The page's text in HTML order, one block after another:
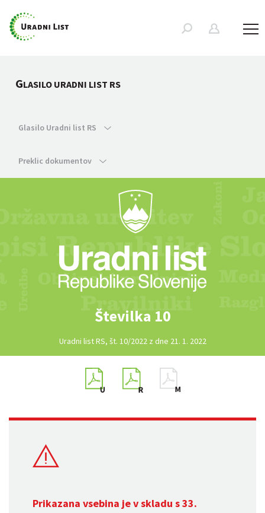
GLASILO URADNI LIST RS
Glasilo Uradni list RS
Preklic dokumentov
Številka 10
Uradni list RS, št. 10/2022 z dne 21. 1. 2022
Prikazana vsebina je v skladu s 33.